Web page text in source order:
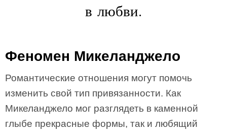
в любви.
Феномен Микеланджело
Романтические отношения могут помочь
изменить свой тип привязанности. Как
Микеланджело мог разглядеть в каменной
глыбе прекрасные формы, так и любящий